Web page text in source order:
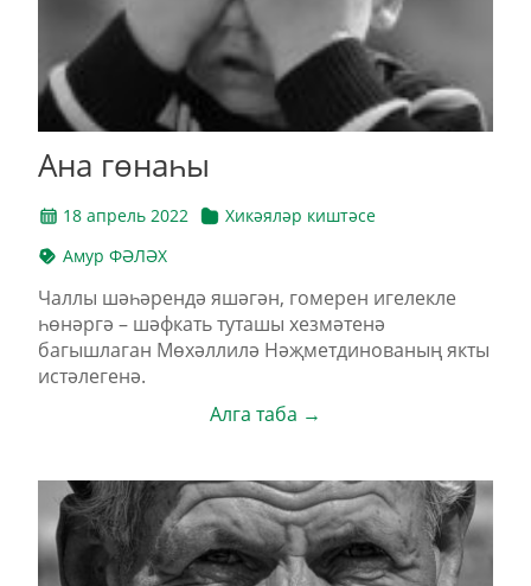
Ана гөнаһы
18 апрель 2022
Хикәяләр киштәсе
Амур ФӘЛӘХ
Чаллы шәһәрендә яшәгән, гомерен игелекле
һөнәргә – шәфкать туташы хезмәтенә
багышлаган Мөхәллилә Нәҗметдинованың якты
истәлегенә.
Алга таба →